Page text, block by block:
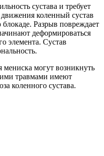
сустава и требует
коленный сустав
Разрыв повреждает
деформироваться
элемента. Сустав
могут возникнуть
травмами имеют
коленного сустава.